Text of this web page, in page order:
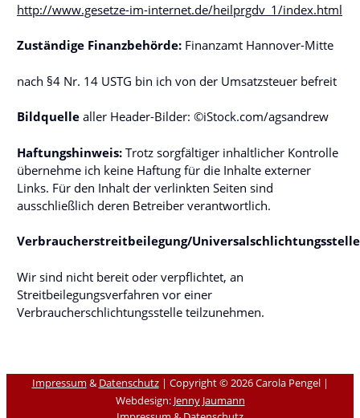
http://www.gesetze-im-internet.de/heilprgdv_1/index.html
Zuständige Finanzbehörde:Finanzamt Hannover-Mitte
nach §4 Nr. 14 USTG bin ich von der Umsatzsteuer befreit
Bildquellealler Header-Bilder: ©iStock.com/agsandrew
Haftungshinweis: Trotz sorgfältiger inhaltlicher Kontrolle
übernehme ich keine Haftung für die Inhalte externer
Links. Für den Inhalt der verlinkten Seiten sind
ausschließlich deren Betreiber verantwortlich.
Verbraucherstreitbeilegung/
Wir sind nicht bereit oder verpflichtet, an
Streitbeilegungsverfahren vor einer
Verbraucherschlichtungsstelle teilzunehmen.
Impressum & Datenschutz| Copyright © 2026 Carola Pengel |
Webdesign: Jenny Jaumann